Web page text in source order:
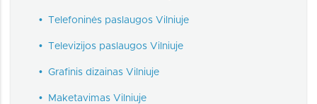
• Telefoninės paslaugos Vilniuje
• Televizijos paslaugos Vilniuje
• Grafinis dizainas Vilniuje
• Maketavimas Vilniuje